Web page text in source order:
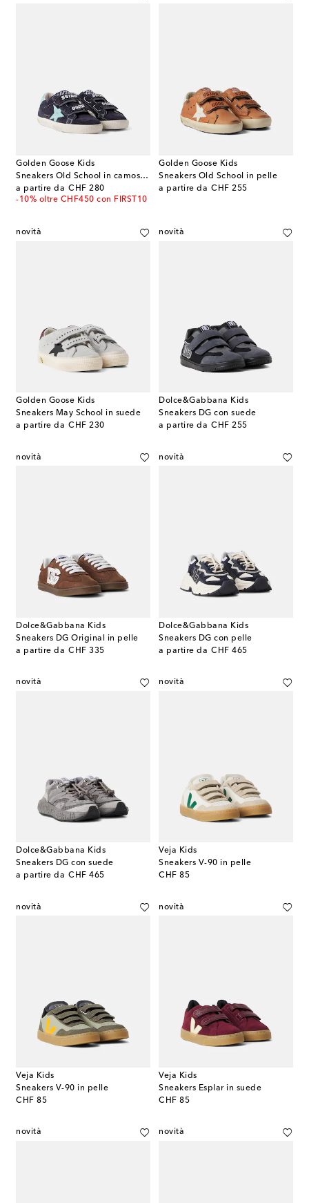
Golden Goose Kids
Sneakers Old School in camoscio
a partire da CHF 280
original price
-10% oltre CHF450 con FIRST10
Golden Goose Kids
Sneakers Old School in pelle
a partire da CHF 255
original price
novità
Golden Goose Kids
Sneakers May School in suede
a partire da CHF 230
original price
novità
Dolce&Gabbana Kids
Sneakers DG con suede
a partire da CHF 255
original price
novità
Dolce&Gabbana Kids
Sneakers DG Original in pelle
a partire da CHF 335
original price
novità
Dolce&Gabbana Kids
Sneakers DG con pelle
a partire da CHF 465
original price
novità
Dolce&Gabbana Kids
Sneakers DG con suede
a partire da CHF 465
original price
novità
Veja Kids
Sneakers V-90 in pelle
CHF 85
original price
novità
Veja Kids
Sneakers V-90 in pelle
CHF 85
original price
novità
Veja Kids
Sneakers Esplar in suede
CHF 85
original price
novità novità